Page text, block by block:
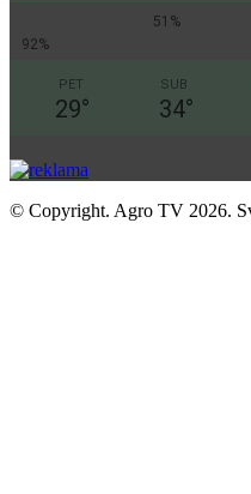
51%
92%
PET
29°
SUB
34°
© Copyright. Agro TV 2026.